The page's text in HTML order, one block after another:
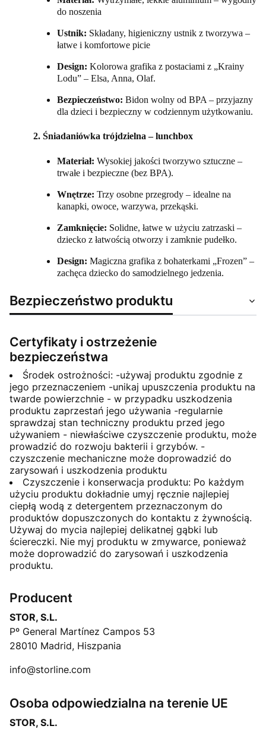
do noszenia
Ustnik: Składany, higieniczny ustnik z tworzywa –
łatwe i komfortowe picie
Design: Kolorowa grafika z postaciami z „Krainy
Lodu” – Elsa, Anna, Olaf.
Bezpieczeństwo: Bidon wolny od BPA – przyjazny
dla dzieci i bezpieczny w codziennym użytkowaniu.
2. Śniadaniówka trójdzielna – lunchbox
Materiał: Wysokiej jakości tworzywo sztuczne –
trwałe i bezpieczne (bez BPA).
Wnętrze: Trzy osobne przegrody – idealne na
kanapki, owoce, warzywa, przekąski.
Zamknięcie: Solidne, łatwe w użyciu zatrzaski –
dziecko z łatwością otworzy i zamknie pudełko.
Design: Magiczna grafika z bohaterkami „Frozen” –
zachęca dziecko do samodzielnego jedzenia.
Bezpieczeństwo produktu
Certyfikaty i ostrzeżenie
bezpieczeństwa
Środek ostrożności: -używaj produktu zgodnie z
jego przeznaczeniem -unikaj upuszczenia produktu na
twarde powierzchnie - w przypadku uszkodzenia
produktu zaprzestań jego używania -regularnie
sprawdzaj stan techniczny produktu przed jego
używaniem - niewłaściwe czyszczenie produktu, może
prowadzić do rozwoju bakterii i grzybów. -
czyszczenie mechaniczne może doprowadzić do
zarysowań i uszkodzenia produktu
Czyszczenie i konserwacja produktu: Po każdym
użyciu produktu dokładnie umyj ręcznie najlepiej
ciepłą wodą z detergentem przeznaczonym do
produktów dopuszczonych do kontaktu z żywnością.
Używaj do mycia najlepiej delikatnej gąbki lub
ściereczki. Nie myj produktu w zmywarce, ponieważ
może doprowadzić do zarysowań i uszkodzenia
produktu.
Producent
STOR, S.L.
Pº General Martínez Campos 53
28010 Madrid, Hiszpania
info@storline.com
Osoba odpowiedzialna na terenie UE
STOR, S.L.